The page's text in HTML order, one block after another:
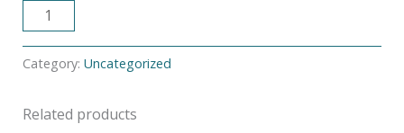
Category: Uncategorized
Related products